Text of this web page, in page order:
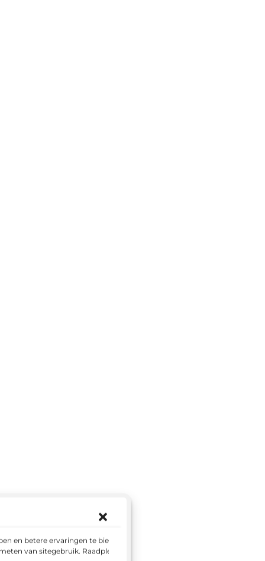
en betere ervaringen te bieden.
van sitegebruik. Raadpleeg